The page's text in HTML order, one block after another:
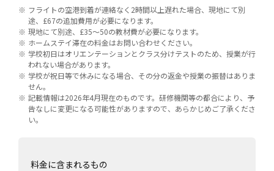
フライトの空港到着が連絡なく2時間以上遅れた場合、現地にて別
途、£67の追加費用が必要になります。
現地にて別途、£35～50の教材費が必要になります。
ホームステイ滞在の料金はお問い合わせください。
学校初日はオリエンテーションとクラス分けテストのため、授業が行
われない場合があります。
学校が祝日等で休みになる場合、その分の返金や授業の振替はありま
せん。
記載情報は2026年4月現在のものです。研修機関等の都合により、予
告なしに変更になる可能性がありますので、あらかじめご了承くださ
い。
料金に含まれるもの